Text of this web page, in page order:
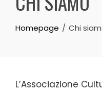
Homepage Chi
L’Associazione